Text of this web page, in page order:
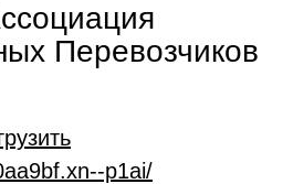
Перевозчиков
p1ai/